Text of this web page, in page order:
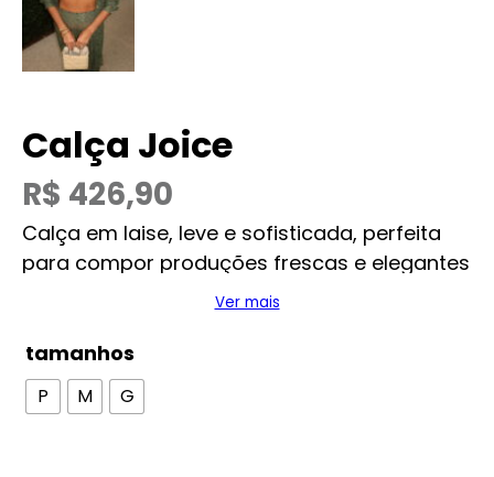
Calça Joice
R$ 426,90
Calça em laise, leve e sofisticada, perfeita
para compor produções frescas e elegantes
nos dias de sol. As tramas delicadas da laise
enquanto a modelagem fluida garante
movimento e conforto ao vestir.
Ver mais
tamanhos
P M G